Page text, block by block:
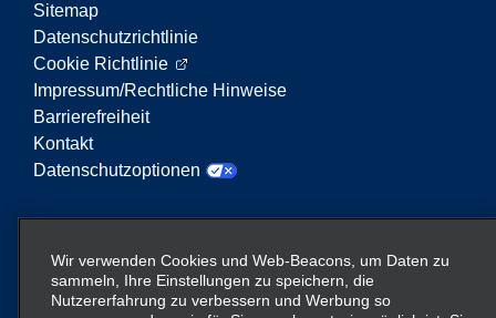
Sitemap
Datenschutzrichtlinie
Cookie Richtlinie
Impressum/Rechtliche Hinweise
Barrierefreiheit
Kontakt
Datenschutzoptionen
Mobilitätsservices. Der Begriff „Enterprise Mobility“
auf dieser Website verweist auf bestimmte
Unternehmenseinheiten und/oder die Marke
Wir verwenden Cookies und Web-Beacons, um Daten zu
sammeln, Ihre Einstellungen zu speichern, die
Nutzererfahrung zu verbessern und Werbung so